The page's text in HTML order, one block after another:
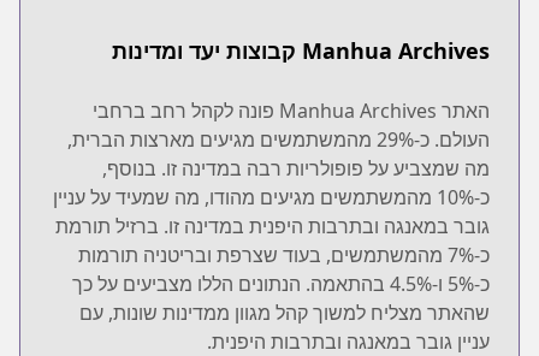
Manhua Archives קבוצות יעד ומדינות
האתר Manhua Archives פונה לקהל רחב ברחבי
העולם. כ-29% מהמשתמשים מגיעים מארצות הברית,
מה שמצביע על פופולריות רבה במדינה זו. בנוסף,
כ-10% מהמשתמשים מגיעים מהודו, מה שמעיד על עניין
גובר במאנגה ובתרבות היפנית במדינה זו. ברזיל תורמת
כ-7% מהמשתמשים, בעוד שצרפת ובריטניה תורמות
כ-5% ו-4.5% בהתאמה. הנתונים הללו מצביעים על כך
שהאתר מצליח למשוך קהל מגוון ממדינות שונות, עם
עניין גובר במאנגה ובתרבות היפנית.